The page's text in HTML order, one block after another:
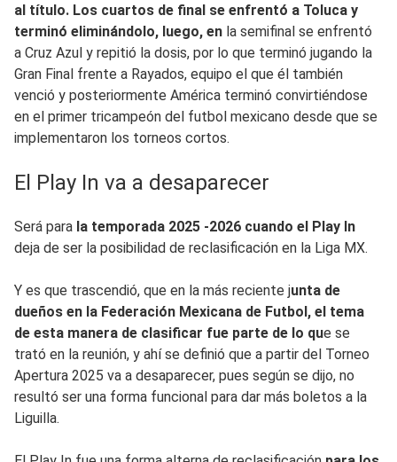
al título. Los cuartos de final se enfrentó a Toluca y
terminó eliminándolo, luego, en la semifinal se enfrentó
a Cruz Azul y repitió la dosis, por lo que terminó jugando la
Gran Final frente a Rayados, equipo el que él también
venció y posteriormente América terminó convirtiéndose
en el primer tricampeón del futbol mexicano desde que se
implementaron los torneos cortos.
El Play In va a desaparecer
Será para la temporada 2025 -2026 cuando el Play In
deja de ser la posibilidad de reclasificación en la Liga MX.
Y es que trascendió, que en la más reciente junta de
dueños en la Federación Mexicana de Futbol, el tema
de esta manera de clasificar fue parte de lo que se
trató en la reunión, y ahí se definió que a partir del Torneo
Apertura 2025 va a desaparecer, pues según se dijo, no
resultó ser una forma funcional para dar más boletos a la
Liguilla.